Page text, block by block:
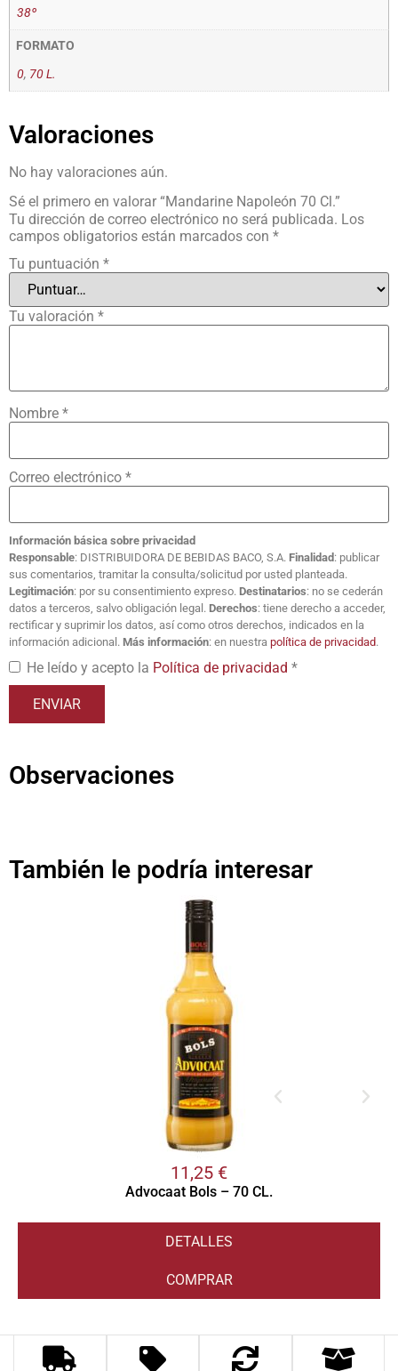
38º
FORMATO
0, 70 L.
Valoraciones
No hay valoraciones aún.
Sé el primero en valorar “Mandarine Napoleón 70 Cl.”
Tu dirección de correo electrónico no será publicada. Los
campos obligatorios están marcados con *
Tu puntuación *
Tu valoración *
Nombre *
Correo electrónico *
Información básica sobre privacidad
Responsable: DISTRIBUIDORA DE BEBIDAS BACO, S.A. Finalidad : publicar
sus comentarios, tramitar la consulta/solicitud por usted planteada.
Legitimación: por su consentimiento expreso. Destinatarios: no se cederán
datos a terceros, salvo obligación legal. Derechos: tiene derecho a acceder,
rectificar y suprimir los datos, así como otros derechos, indicados en la
información adicional. Más información: en nuestra política de privacidad.
He leído y acepto la Política de privacidad *
Observaciones
También le podría interesar
11,25 €
Advocaat Bols – 70 CL.
DETALLES
COMPRAR